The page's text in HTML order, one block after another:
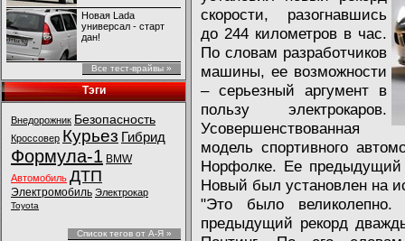
Новая Lada
универсал - старт
дан!
Все тест-врайвы »
Тэги
Внедорожник Безопасность
Кроссовер Курьез Гибрид
Формула-1 BMW
Автомобиль ДТП
Электромобиль Электрокар
Toyota
Список тегов от А-Я »
скорости, разогнавшись
до 244 километров в час.
По словам разработчиков
машины, ее возможности
– серьезный аргумент в
пользу электрокаров.
Усовершенствованная
модель спортивного
Норфолке. Ее предыдущий
Новый был установлен на
"Это было
предыдущий рекорд